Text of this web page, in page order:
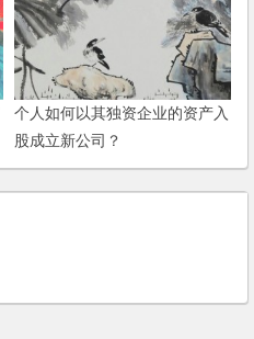
个人如何以其独资企业的资产入
股成立新公司？